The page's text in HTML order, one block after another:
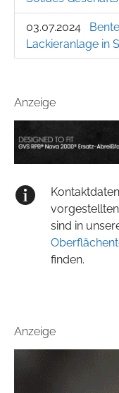
03.07.2024
Lackieranlage in
Anzeige
sind in
finden.
Anzeige